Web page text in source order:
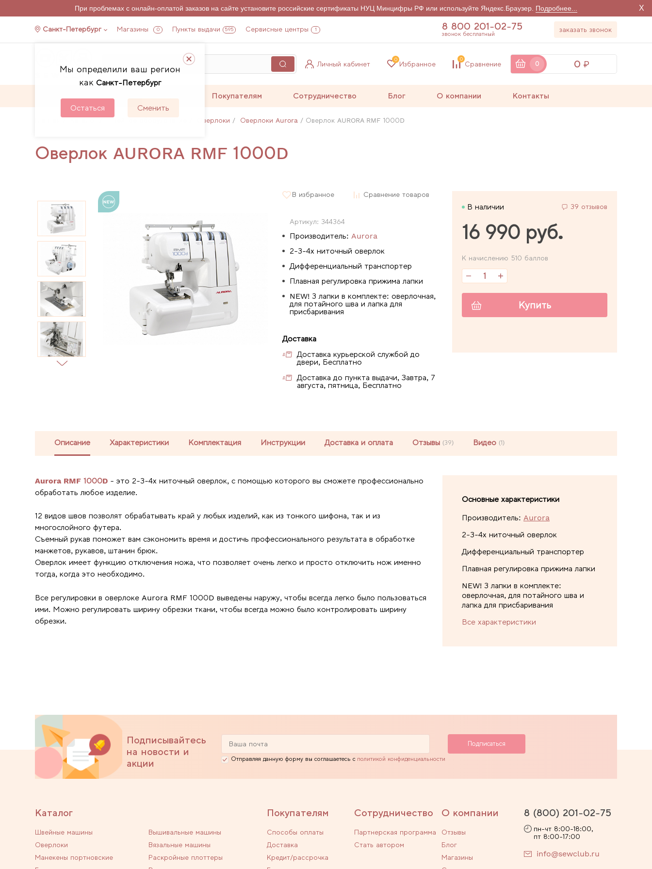
При проблемах с онлайн-оплатой заказов на сайте установите российские сертификаты НУЦ Минцифры РФ или используйте Яндекс.Браузер. Подробнее... X
Санкт-Петербург Магазины 0 Пункты выдачи 595 Сервисные центры 1
Мы определили ваш регион
как Санкт-Петербург
Остаться Сменить
8 800 201-02-75
звонок бесплатный
заказать звонок
Личный кабинет Избранное
0
Сравнение
0
0 0
Покупателям Сотрудничество Блог О компании Контакты
Каталог Швейное оборудование Оверлоки Оверлоки Aurora Оверлок AURORA RMF 1000D
Оверлок AURORA RMF 1000D
В избранное Сравнение товаров
Артикул: 344364
Производитель: Aurora
2-3-4х ниточный оверлок
Дифференциальный транспортер
Плавная регулировка прижима лапки
NEW! 3 лапки в комплекте: оверлочная,
для потайного шва и лапка для
присбаривания
Доставка
Доставка курьерской службой до
двери, Бесплатно
Доставка до пункта выдачи, Завтра, 7
августа, пятница, Бесплатно
В наличии 39 отзывов
16 990 руб.
К начислению 510 баллов
Купить
Описание Характеристики Комплектация Инструкции Доставка и оплата Отзывы (39) Видео (1)
Aurora RMF 1000D - это 2-3-4х ниточный оверлок, с помощью которого вы сможете профессионально
обработать любое изделие.
12 видов швов позволят обрабатывать край у любых изделий, как из тонкого шифона, так и из
многослойного футера.
Съемный рукав поможет вам сэкономить время и достичь профессионального результата в обработке
манжетов, рукавов, штанин брюк.
Оверлок имеет функцию отключения ножа, что позволяет очень легко и просто отключить нож именно
тогда, когда это необходимо.
Все регулировки в оверлоке Aurora RMF 1000D выведены наружу, чтобы всегда легко было пользоваться
ими. Можно регулировать ширину обрезки ткани, чтобы всегда можно было контролировать ширину
обрезки.
Основные характеристики
Производитель: Aurora
2-3-4х ниточный оверлок
Дифференциальный транспортер
Плавная регулировка прижима лапки
NEW! 3 лапки в комплекте:
оверлочная, для потайного шва и
лапка для присбаривания
Все характеристики
Подписывайтесь
на новости и
акции
Отправляя данную форму вы соглашаетесь с политикой конфиденциальности
Каталог
Швейные машины
Вышивальные машины
Оверлоки
Вязальные машины
Манекены портновские
Раскройные плоттеры
Покупателям
Способы оплаты
Доставка
Кредит/рассрочка
Сотрудничество
Партнерская программа
Стать автором
О компании
Отзывы
Блог
Магазины
8 (800) 201-02-75
пн-чт 8:00-18:00,
пт 8:00-17:00
info@sewclub.ru